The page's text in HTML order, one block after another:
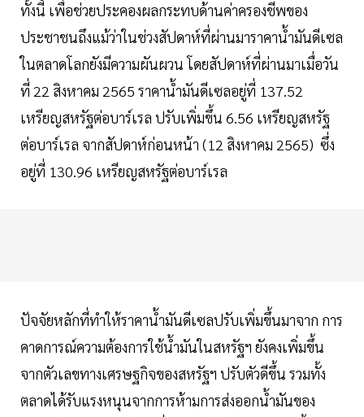
ทั้งนี้ เพื่อช่วยประคองผลกระทบด้านค่าครองชีพของ
ประชาชนถึงแม้ว่าในช่วงสัปดาห์ที่ผ่านมาราคาน้ำมันดีเซล
ในตลาดโลกยังมีความผันผวน โดยสัปดาห์ที่ผ่านมาเมื่อวัน
ที่ 22 สิงหาคม 2565 ราคาน้ำมันดีเซลอยู่ที่ 137.52
เหรียญสหรัฐต่อบาร์เรล ปรับเพิ่มขึ้น 6.56 เหรียญสหรัฐ
ต่อบาร์เรล จากสัปดาห์ก่อนหน้า (12 สิงหาคม 2565) ซึ่ง
อยู่ที่ 130.96 เหรียญสหรัฐต่อบาร์เรล
ปัจจัยหลักที่ทำให้ราคาน้ำมันดีเซลปรับเพิ่มขึ้นมาจาก การ
คาดการณ์ความต้องการใช้น้ำมันในสหรัฐฯ ยังคงเพิ่มขึ้น
จากตัวเลขทางเศรษฐกิจของสหรัฐฯ ปรับตัวดีขึ้น รวมทั้ง
ตลาดได้รับแรงหนุนจากการห้ามการส่งออกน้ำมันของ